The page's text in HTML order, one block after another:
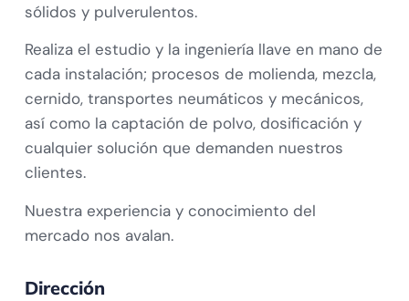
sólidos y pulverulentos.
Realiza el estudio y la ingeniería llave en mano de
cada instalación; procesos de molienda, mezcla,
cernido, transportes neumáticos y mecánicos,
así como la captación de polvo, dosificación y
cualquier solución que demanden nuestros
clientes.
Nuestra experiencia y conocimiento del
mercado nos avalan.
Dirección